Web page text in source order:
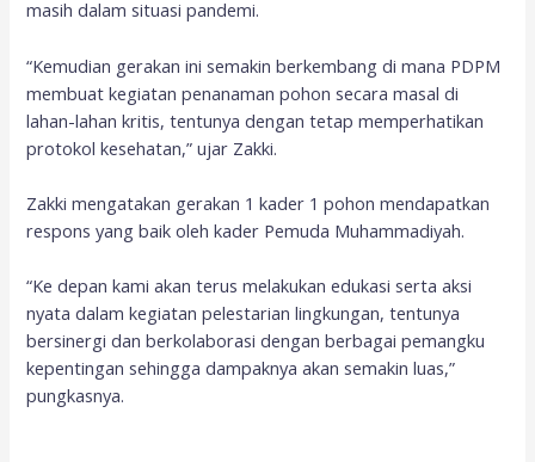
masih dalam situasi pandemi.
“Kemudian gerakan ini semakin berkembang di mana PDPM
membuat kegiatan penanaman pohon secara masal di
lahan-lahan kritis, tentunya dengan tetap memperhatikan
protokol kesehatan,” ujar Zakki.
Zakki mengatakan gerakan 1 kader 1 pohon mendapatkan
respons yang baik oleh kader Pemuda Muhammadiyah.
“Ke depan kami akan terus melakukan edukasi serta aksi
nyata dalam kegiatan pelestarian lingkungan, tentunya
bersinergi dan berkolaborasi dengan berbagai pemangku
kepentingan sehingga dampaknya akan semakin luas,”
pungkasnya.